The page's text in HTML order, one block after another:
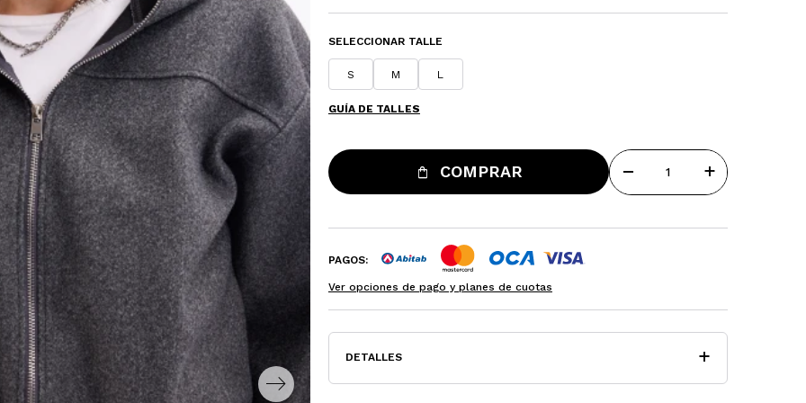
SELECCIONAR TALLE
S M L
GUÍA DE TALLES
COMPRAR remove add
PAGOS:
Ver opciones de pago y planes de cuotas
DETALLES